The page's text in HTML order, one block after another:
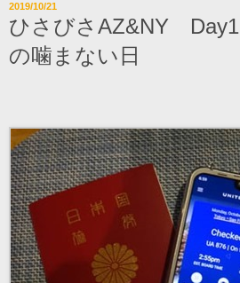
2019/10/21
ひさびさAZ&NY
の噛まない日